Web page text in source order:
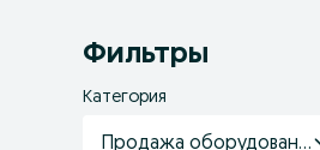
Фильтры
Категория
Продажа оборудования